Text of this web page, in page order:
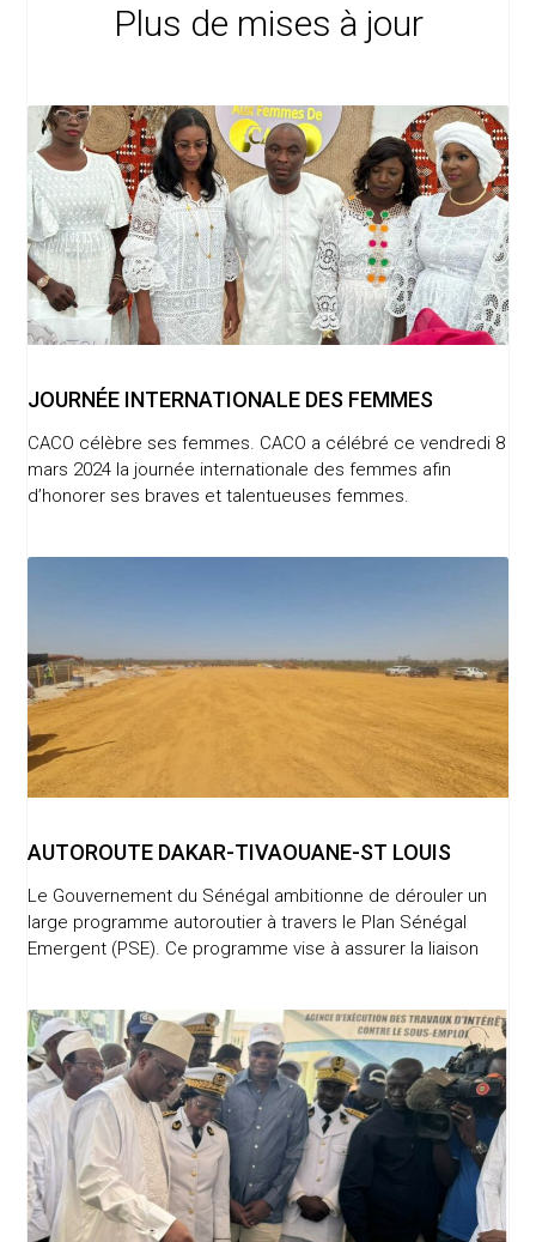
Plus de mises à jour
JOURNÉE INTERNATIONALE DES FEMMES
CACO célèbre ses femmes. CACO a célébré ce vendredi 8
mars 2024 la journée internationale des femmes afin
d’honorer ses braves et talentueuses femmes.
AUTOROUTE DAKAR-TIVAOUANE-ST LOUIS
Le Gouvernement du Sénégal ambitionne de dérouler un
large programme autoroutier à travers le Plan Sénégal
Emergent (PSE). Ce programme vise à assurer la liaison